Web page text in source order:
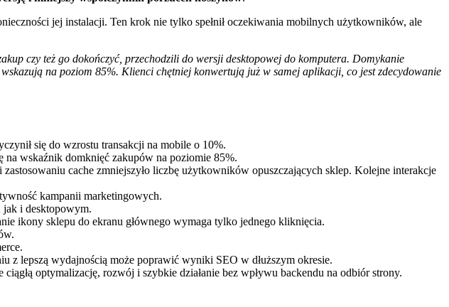
jej instalacji. Ten krok nie tylko spełnił oczekiwania mobilnych użytkowników, ale
czy też go dokończyć, przechodzili do wersji desktopowej do komputera. Domykanie
na poziom 85%. Klienci chętniej konwertują już w samej aplikacji, co jest zdecydowanie
się do wzrostu transakcji na mobile o 10%.
na wskaźnik domknięć zakupów na poziomie 85%.
zastosowaniu cache zmniejszyło liczbę użytkowników opuszczających sklep. Kolejne interakcje
kampanii marketingowych.
jak i desktopowym.
ikony sklepu do ekranu głównego wymaga tylko jednego kliknięcia.
z lepszą wydajnością może poprawić wyniki SEO w dłuższym okresie.
optymalizację, rozwój i szybkie działanie bez wpływu backendu na odbiór strony.